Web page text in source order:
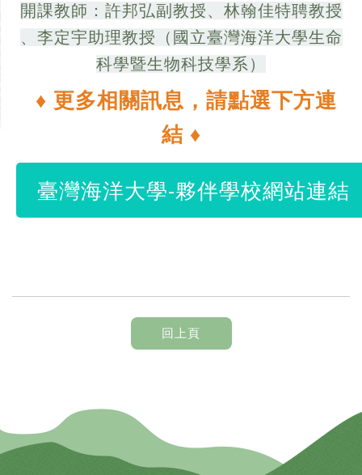
開課教師：許邦弘副教授、林翰佳特聘教授
、李定宇助理教授（國立臺灣海洋大學生命
科學暨生物科技學系）
♦ 更多相關訊息，請點選下方連
結 ♦
臺灣海洋大學-夥伴學校網站連結
回上頁